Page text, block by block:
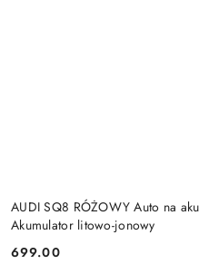
AUDI SQ8 RÓŻOWY Auto na
Akumulator litowo-jonowy
Cena:
699.00